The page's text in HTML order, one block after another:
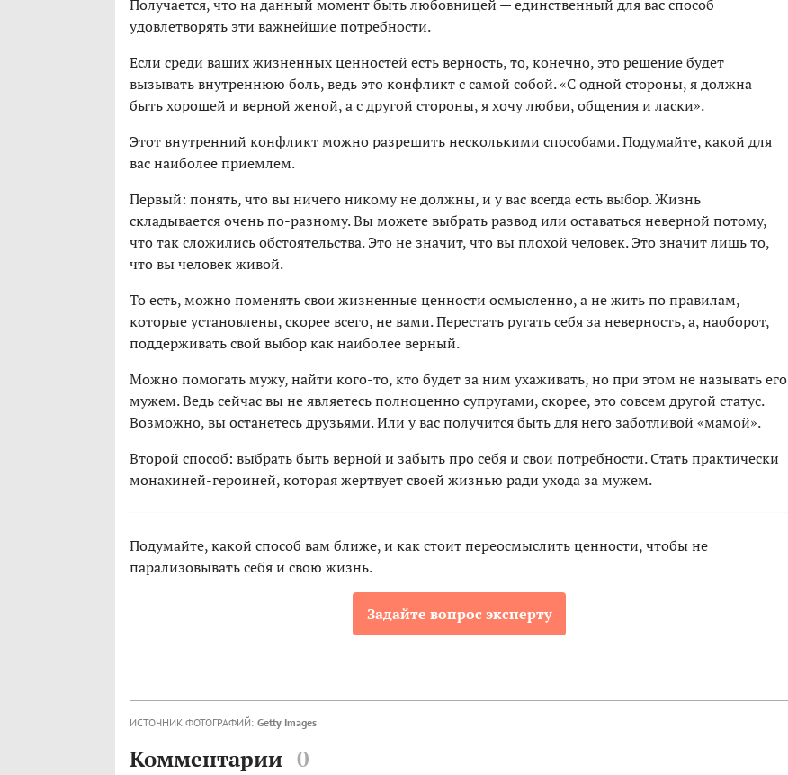
Получается, что на данный момент быть любовницей — единственный для вас способ
удовлетворять эти важнейшие потребности.
Если среди ваших жизненных ценностей есть верность, то, конечно, это решение будет
вызывать внутреннюю боль, ведь это конфликт с самой собой. «С одной стороны, я должна
быть хорошей и верной женой, а с другой стороны, я хочу любви, общения и ласки».
Этот внутренний конфликт можно разрешить несколькими способами. Подумайте, какой для
вас наиболее приемлем.
Первый: понять, что вы ничего никому не должны, и у вас всегда есть выбор. Жизнь
складывается очень по-разному. Вы можете выбрать развод или оставаться неверной потому,
что так сложились обстоятельства. Это не значит, что вы плохой человек. Это значит лишь то,
что вы человек живой.
То есть, можно поменять свои жизненные ценности осмысленно, а не жить по правилам,
которые установлены, скорее всего, не вами. Перестать ругать себя за неверность, а, наоборот,
поддерживать свой выбор как наиболее верный.
Можно помогать мужу, найти кого-то, кто будет за ним ухаживать, но при этом не называть его
мужем. Ведь сейчас вы не являетесь полноценно супругами, скорее, это совсем другой статус.
Возможно, вы останетесь друзьями. Или у вас получится быть для него заботливой «мамой».
Второй способ: выбрать быть верной и забыть про себя и свои потребности. Стать практически
монахиней-героиней, которая жертвует своей жизнью ради ухода за мужем.
Подумайте, какой способ вам ближе, и как стоит переосмыслить ценности, чтобы не
парализовывать себя и свою жизнь.
Задайте вопрос эксперту
ИСТОЧНИК ФОТОГРАФИЙ: Getty Images
Комментарии 0